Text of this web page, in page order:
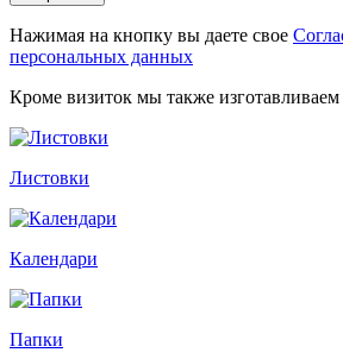
Нажимая на кнопку вы даете свое
персональных данных
Кроме визиток мы также изготавливаем
Листовки
Календари
Папки